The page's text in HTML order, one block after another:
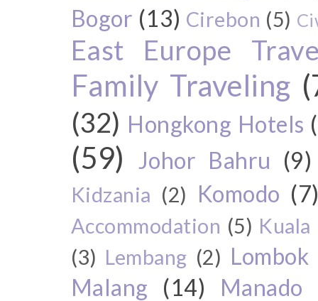
Bogor (13) Cirebon (5)
East Europe
Family Traveling
(32) Hongkong Hotels
(59) Johor Bahru (9)
Kidzania (2) Komodo
Accommodation (5)
(3) Lembang (2) Lombok
Malang
(14) Manado